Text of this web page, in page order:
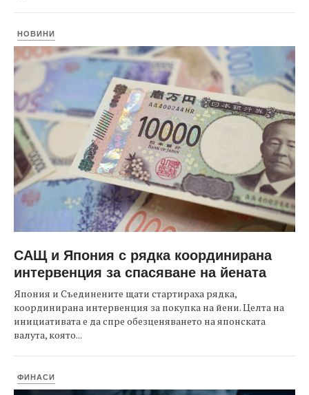
НОВИНИ
САЩ и Япония с рядка координирана
интервенция за спасяване на йената
Япония и Съединените щати стартираха рядка,
координирана интервенция за покупка на йени. Целта на
инициативата е да спре обезценяването на японската
валута, която...
ФИНАСИ